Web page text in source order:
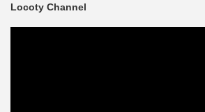
Locoty Channel